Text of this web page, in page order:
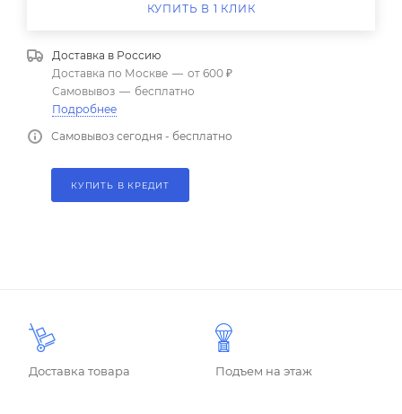
КУПИТЬ В 1 КЛИК
Доставка в Россию
Доставка по Москве — от 600 ₽
Самовывоз — бесплатно
Подробнее
Самовывоз сегодня - бесплатно
КУПИТЬ В КРЕДИТ
Доставка товара Подъем на этаж